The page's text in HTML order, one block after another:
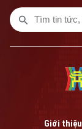
Tư vấn sức khỏe
Tin tức
Thời trangGiới thiệu